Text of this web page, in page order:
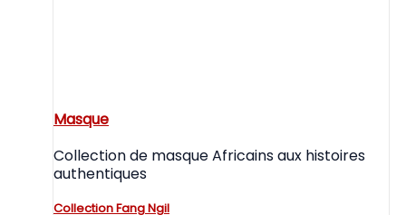
Masque
Collection de masque Africains aux histoires
authentiques
Collection Fang Ngil